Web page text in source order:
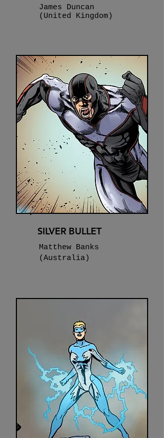
James Duncan
(United Kingdom)
SILVER BULLET
Matthew Banks
(Australia)